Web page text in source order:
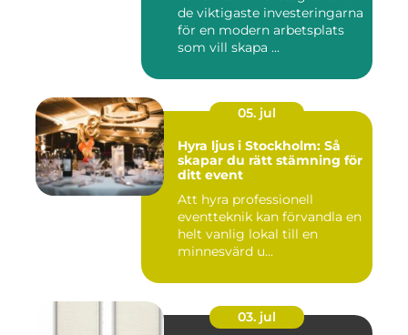
de viktigaste investeringarna
för en modern arbetsplats
som vill skapa ...
05. jul
Hyra ljus i Stockholm: Så
skapar du rätt stämning för
ditt event
Att hyra professionell
eventteknik kan förvandla en
helt vanlig lokal till en
minnesvärd u...
03. jul